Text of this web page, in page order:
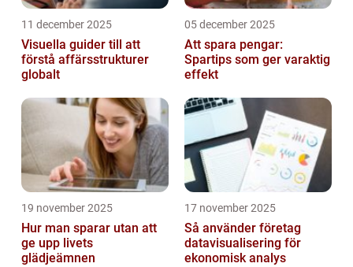
11 december 2025
Visuella guider till att
förstå affärsstrukturer
globalt
05 december 2025
Att spara pengar:
Spartips som ger varaktig
effekt
19 november 2025
Hur man sparar utan att
ge upp livets
glädjeämnen
17 november 2025
Så använder företag
datavisualisering för
ekonomisk analys